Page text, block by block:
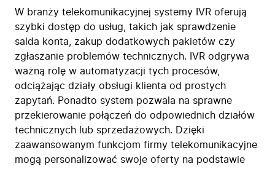
W branży telekomunikacyjnej systemy IVR oferują
szybki dostęp do usług, takich jak sprawdzenie
salda konta, zakup dodatkowych pakietów czy
zgłaszanie problemów technicznych. IVR odgrywa
ważną rolę w automatyzacji tych procesów,
odciążając działy obsługi klienta od prostych
zapytań. Ponadto system pozwala na sprawne
przekierowanie połączeń do odpowiednich działów
technicznych lub sprzedażowych. Dzięki
zaawansowanym funkcjom firmy telekomunikacyjne
mogą personalizować swoje oferty na podstawie